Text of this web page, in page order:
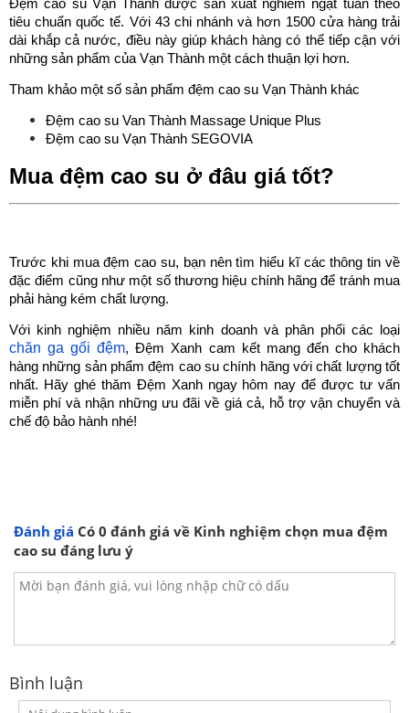
Đệm cao su Vạn Thành được sản xuất nghiêm ngặt tuân theo
tiêu chuẩn quốc tế. Với 43 chi nhánh và hơn 1500 cửa hàng trải
dài khắp cả nước, điều này giúp khách hàng có thể tiếp cận với
những sản phẩm của Vạn Thành một cách thuận lợi hơn.
Tham khảo một số sản phẩm đệm cao su Vạn Thành khác
Đệm cao su Van Thành Massage Unique Plus
Đệm cao su Vạn Thành SEGOVIA
Mua đệm cao su ở đâu giá tốt?
Trước khi mua đệm cao su, bạn nên tìm hiểu kĩ các thông tin về
đặc điểm cũng như một số thương hiệu chính hãng để tránh mua
phải hàng kém chất lượng.
Với kinh nghiệm nhiều năm kinh doanh và phân phối các loại
chăn ga gối đệm, Đệm Xanh cam kết mang đến cho khách
hàng những sản phẩm đệm cao su chính hãng với chất lượng tốt
nhất. Hãy ghé thăm Đệm Xanh ngay hôm nay để được tư vấn
miễn phí và nhận những ưu đãi về giá cả, hỗ trợ vận chuyển và
chế độ bảo hành nhé!
Đánh giá Có 0 đánh giá về Kinh nghiệm chọn mua đệm
cao su đáng lưu ý
Bình luận